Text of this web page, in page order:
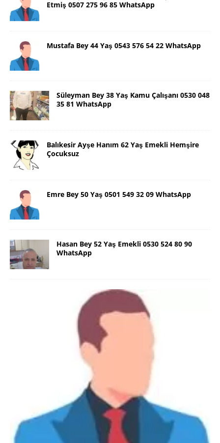
Etmiş 0507 275 96 85 WhatsApp
Mustafa Bey 44 Yaş 0543 576 54 22 WhatsApp
Süleyman Bey 38 Yaş Kamu Çalışanı 0530 048
35 81 WhatsApp
Balıkesir Ayşe Hanım 62 Yaş Emekli Hemşire
Çocuksuz
Emre Bey 50 Yaş 0501 549 32 09 WhatsApp
Hasan Bey 52 Yaş Emekli 0530 524 80 90
WhatsApp
Danimarka Mustafa Bey 45 Yaş +45
42 48 17 28 WhatsApp
Lütfen Danimarka dışı aramasın. Selam ben
Danimarka’dan Mustafa 45 yaşında, 1.88 boyunda,
98 kiloda, Kumral, ayrılmış bir beyim. Alkol yok.
Sigara var. Maddi sıkıntım yok.